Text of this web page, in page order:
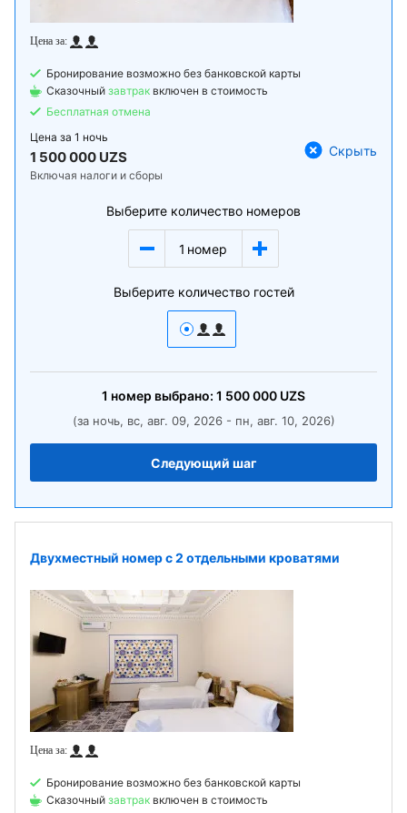
Бронирование возможно без банковской карты
Сказочный завтрак включен в стоимость
Бесплатная отмена
Цена за 1 ночь
1 500 000 UZS
Включая налоги и сборы
Скрыть
Выберите количество номеров
1 номер
Выберите количество гостей
1 номер выбрано: 1 500 000 UZS
(за ночь, вс, авг. 09, 2026 - пн, авг. 10, 2026)
Следующий шаг
Двухместный номер с 2 отдельными кроватями
Бронирование возможно без банковской карты
Сказочный завтрак включен в стоимость